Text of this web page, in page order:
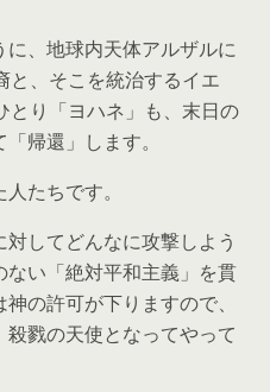
、地球内天体アルザルに
と、そこを統治するイエ
とり「ヨハネ」も、末日の
帰還」します。
たちです。
してどんなに攻撃しよう
い「絶対平和主義」を貫
の許可が下りますので、
戮の天使となってやって